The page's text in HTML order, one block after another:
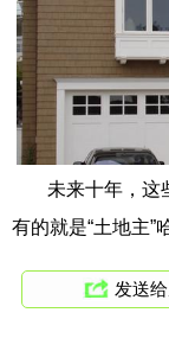
未来十年，这
有的就是“土地主”
发送